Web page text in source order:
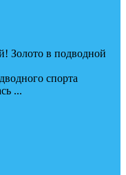
Золото в подводной
спорта
...